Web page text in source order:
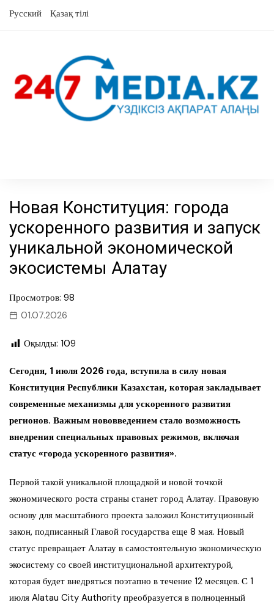
Русский Қазақ тілі
Новая Конституция: города
ускоренного развития и запуск
уникальной экономической
экосистемы Алатау
Просмотров: 98
01.07.2026
Оқылды: 109
Сегодня, 1 июля 2026 года, вступила в силу новая
Конституция Республики Казахстан, которая закладывает
современные механизмы для ускоренного развития
регионов. Важным нововведением стало возможность
внедрения специальных правовых режимов, включая
статус «города ускоренного развития».
Первой такой уникальной площадкой и новой точкой
экономического роста страны станет город Алатау. Правовую
основу для масштабного проекта заложил Конституционный
закон, подписанный Главой государства еще 8 мая. Новый
статус превращает Алатау в самостоятельную экономическую
экосистему со своей институциональной архитектурой,
которая будет внедряться поэтапно в течение 12 месяцев. С 1
июля Alatau City Authority преобразуется в полноценный